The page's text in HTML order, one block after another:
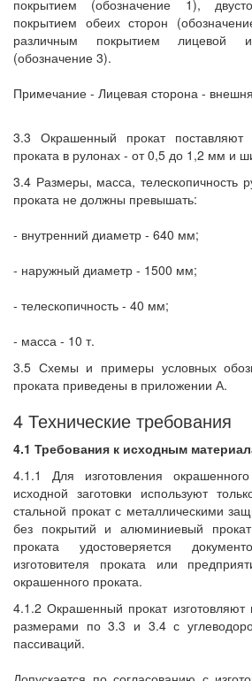
покрытием (обозначение 1),
покрытием обеих сторон
различным покрытием лицевой
(обозначение 3).
Примечание - Лицевая сторона -
3.3 Окрашенный прокат
проката в рулонах - от 0,5 до 1,2 мм и
3.4 Размеры, масса, телескопичность
проката не должны превышать:
- внутренний диаметр - 640 мм;
- наружный диаметр - 1500 мм;
- телескопичность - 40 мм;
- масса - 10 т.
3.5 Схемы и примеры условных
проката приведены в приложении А.
4 Технические требования
4.1 Требования к исходным
4.1.1 Для изготовления
исходной заготовки используют
стальной прокат с металлическими
без покрытий и алюминиевый
проката удостоверяется
изготовителя проката или
окрашенного проката.
4.1.2 Окрашенный прокат изготовляют
размерами по 3.3 и 3.4 с
пассиваций.